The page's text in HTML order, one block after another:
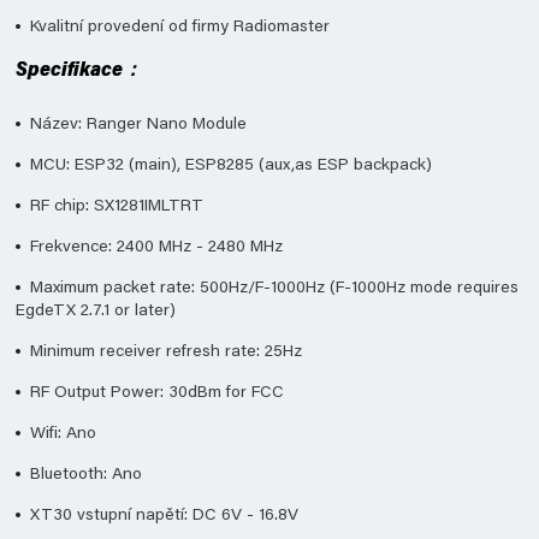
Kvalitní provedení od firmy Radiomaster
Specifikace ：
Název: Ranger Nano Module
MCU: ESP32 (main), ESP8285 (aux,as ESP backpack)
RF chip: SX1281IMLTRT
Frekvence: 2400 MHz - 2480 MHz
Maximum packet rate: 500Hz/F-1000Hz (F-1000Hz mode requires
EgdeTX 2.7.1 or later)
Minimum receiver refresh rate: 25Hz
RF Output Power: 30dBm for FCC
Wifi: Ano
Bluetooth: Ano
XT30 vstupní napětí: DC 6V - 16.8V